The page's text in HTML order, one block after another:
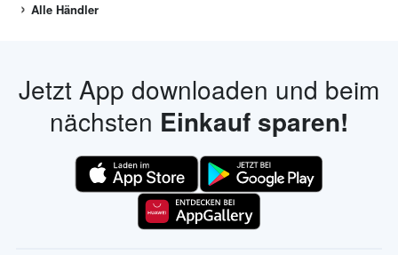
Alle Händler
Jetzt App downloaden und beim
nächsten Einkauf sparen!